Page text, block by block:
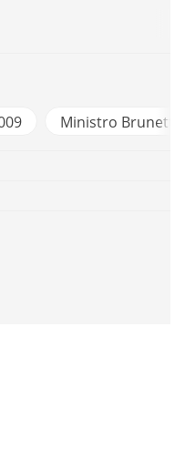
Ministro Brunetta